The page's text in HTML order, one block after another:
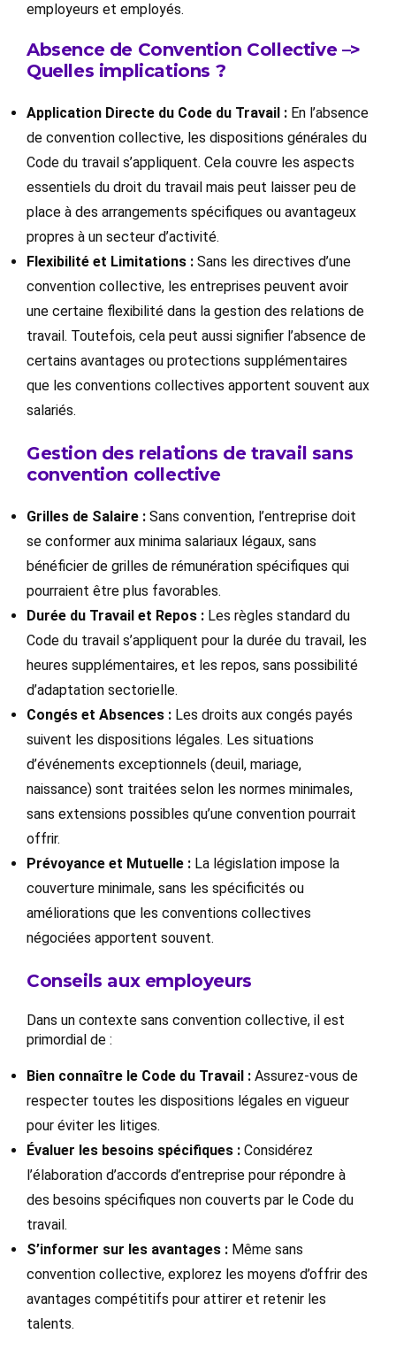
employeurs et employés.
Absence de Convention Collective –>
Quelles implications ?
Application Directe du Code du Travail : En l’absence
de convention collective, les dispositions générales du
Code du travail s’appliquent. Cela couvre les aspects
essentiels du droit du travail mais peut laisser peu de
place à des arrangements spécifiques ou avantageux
propres à un secteur d’activité.
Flexibilité et Limitations : Sans les directives d’une
convention collective, les entreprises peuvent avoir
une certaine flexibilité dans la gestion des relations de
travail. Toutefois, cela peut aussi signifier l’absence de
certains avantages ou protections supplémentaires
que les conventions collectives apportent souvent aux
salariés.
Gestion des relations de travail sans
convention collective
Grilles de Salaire : Sans convention, l’entreprise doit
se conformer aux minima salariaux légaux, sans
bénéficier de grilles de rémunération spécifiques qui
pourraient être plus favorables.
Durée du Travail et Repos : Les règles standard du
Code du travail s’appliquent pour la durée du travail, les
heures supplémentaires, et les repos, sans possibilité
d’adaptation sectorielle.
Congés et Absences : Les droits aux congés payés
suivent les dispositions légales. Les situations
d’événements exceptionnels (deuil, mariage,
naissance) sont traitées selon les normes minimales,
sans extensions possibles qu’une convention pourrait
offrir.
Prévoyance et Mutuelle : La législation impose la
couverture minimale, sans les spécificités ou
améliorations que les conventions collectives
négociées apportent souvent.
Conseils aux employeurs
Dans un contexte sans convention collective, il est
primordial de :
Bien connaître le Code du Travail : Assurez-vous de
respecter toutes les dispositions légales en vigueur
pour éviter les litiges.
Évaluer les besoins spécifiques : Considérez
l’élaboration d’accords d’entreprise pour répondre à
des besoins spécifiques non couverts par le Code du
travail.
S’informer sur les avantages : Même sans
convention collective, explorez les moyens d’offrir des
avantages compétitifs pour attirer et retenir les
talents.